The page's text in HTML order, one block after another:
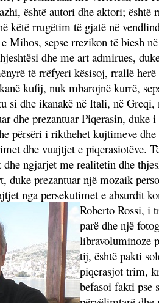
është autori dhe aktori;
këtë rrugëtim të gjatë në
Mihos, sepse rrezikon të biesh
dhe me art admirues,
të rrëfyeri kësisoj, rrallë
kufij, nuk mbarojnë kurrë,
si dhe ikanakë në Itali, në
dhe prezantuar Piqerasin,
përsëri i rikthehet kujtimeve
dhe vuajtjet e piqerasiotëve.
ngjarjet me realitetin dhe
duke prezantuar një mozaik
nga persekutimet e absurdit
Roberto Rossi, i
parë dhe një
libravoluminoze
tij, është pakti
piqerasjot trim,
befasoi fakti pse